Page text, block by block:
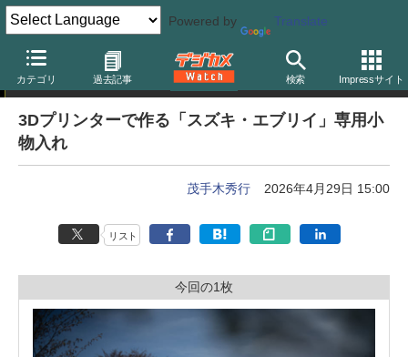
Powered by Translate
カテゴリ 過去記事 検索 Impressサイト
クルマとカメラ、車中泊
3Dプリンターで作る「スズキ・エブリイ」専用小
物入れ
茂手木秀行 2026年4月29日 15:00
リスト
今回の1枚